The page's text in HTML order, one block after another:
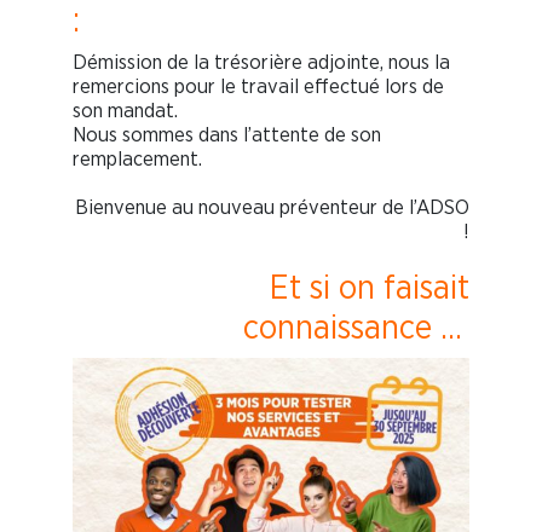
:
Démission de la trésorière adjointe, nous la
remercions pour le travail effectué lors de
son mandat.
Nous sommes dans l’attente de son
remplacement.
Bienvenue au nouveau préventeur de l’ADSO
!
Et si on faisait
connaissance …